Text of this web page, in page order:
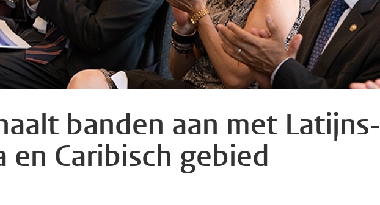
banden aan met Latijns-
en Caribisch gebied